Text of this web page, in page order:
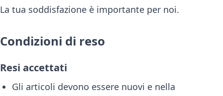
La tua soddisfazione è importante per noi.
Condizioni di reso
Resi accettati
Gli articoli devono essere nuovi e nella